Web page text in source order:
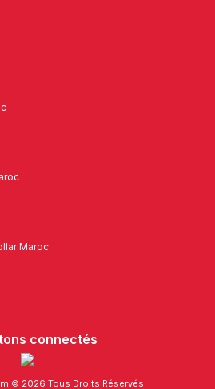
Maroc
connectés
© 2026 Tous Droits Réservés